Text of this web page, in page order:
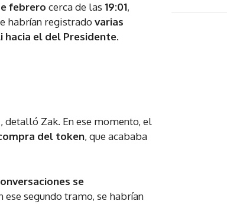
febrero cerca de las 19:01,
habrían registradovarias
hacia el del Presidente.
detalló Zak. En ese momento, el
del token, que acababa
se
ese segundo tramo, se habrían